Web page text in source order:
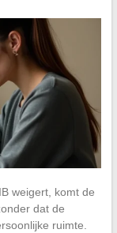
weigert, komt de
dat de
ruimte.